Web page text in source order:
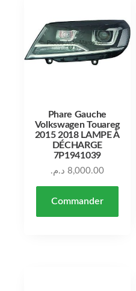
Phare Gauche
Volkswagen Touareg
2015 2018 LAMPE À
DÉCHARGE
7P1941039
8,000.00 د.م.
Commander